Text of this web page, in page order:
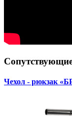
Чехол - рюкзак